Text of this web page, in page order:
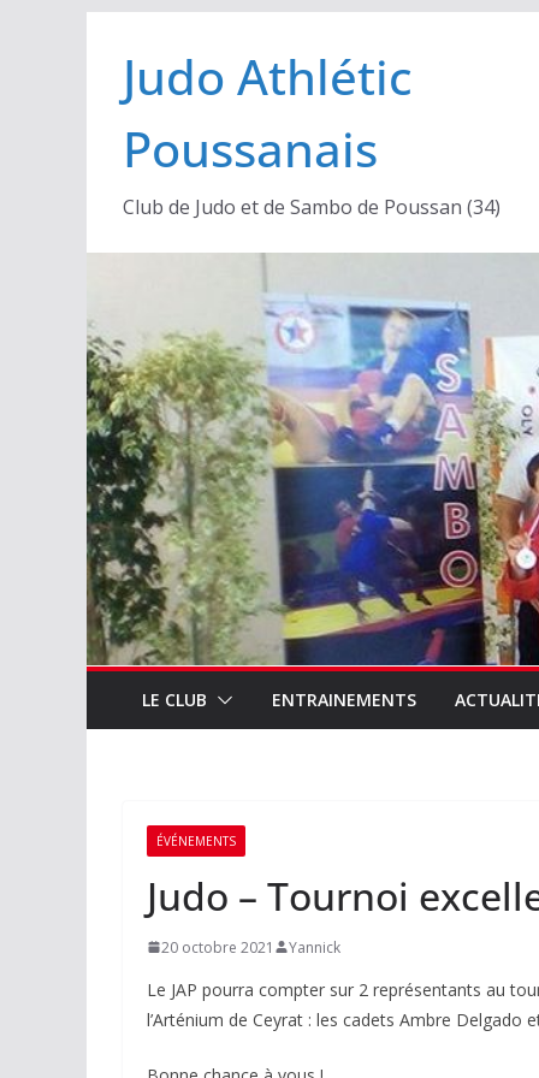
contenu
Judo Athlétic
Poussanais
Club de Judo et de Sambo de Poussan (34)
LE CLUB ENTRAINEMENTS
ÉVÉNEMENTS
Judo – Tournoi
20 octobre 2021 Yannick
Le JAP pourra compter sur 2 représentants au
l’Arténium de Ceyrat : les cadets Ambre Delgado